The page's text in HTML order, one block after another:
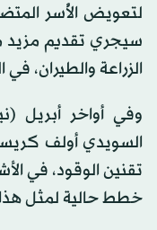
لتعويض الأُسر
سيجري تقديم مزيد
الزراعة والطيران،
وفي أواخر أبريل
السويدي أولف
تقنين الوقود، في
خطط حالية لمثل هذا